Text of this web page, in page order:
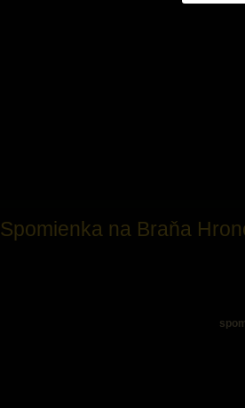
Spomienka na Braňa